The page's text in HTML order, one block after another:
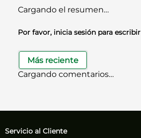
Cargando el resumen…
Por favor, inicia sesión para
Más reciente
Cargando comentarios…
Servicio al Cliente